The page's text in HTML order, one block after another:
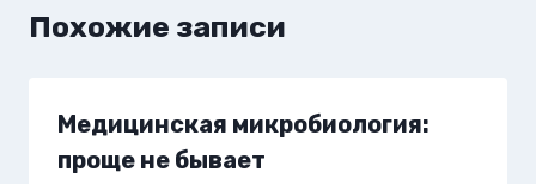
Похожие записи
Медицинская микробиология:
проще не бывает